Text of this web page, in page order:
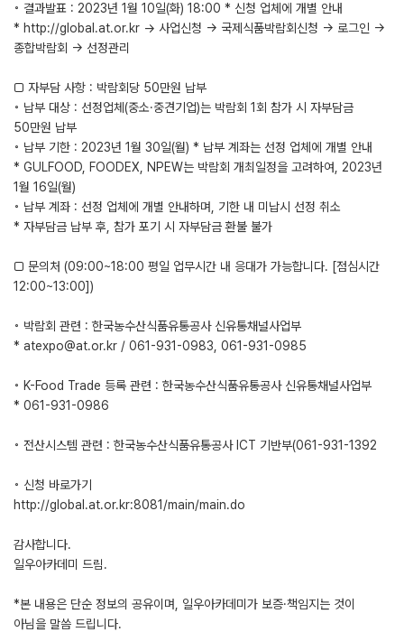
◦ 결과발표 : 2023년 1월 10일(화) 18:00 * 신청 업체에 개별 안내
* http://global.at.or.kr → 사업신청 → 국제식품박람회신청 → 로그인 →
종합박람회 → 선정관리
□ 자부담 사항 : 박람회당 50만원 납부
◦ 납부 대상 : 선정업체(중소·중견기업)는 박람회 1회 참가 시 자부담금
50만원 납부
◦ 납부 기한 : 2023년 1월 30일(월) * 납부 계좌는 선정 업체에 개별 안내
* GULFOOD, FOODEX, NPEW는 박람회 개최일정을 고려하여, 2023년
1월 16일(월)
◦ 납부 계좌 : 선정 업체에 개별 안내하며, 기한 내 미납시 선정 취소
* 자부담금 납부 후, 참가 포기 시 자부담금 환불 불가
□ 문의처 (09:00~18:00 평일 업무시간 내 응대가 가능합니다. [점심시간
12:00~13:00])
◦ 박람회 관련 : 한국농수산식품유통공사 신유통채널사업부
* atexpo@at.or.kr / 061-931-0983, 061-931-0985
◦ K-Food Trade 등록 관련 : 한국농수산식품유통공사 신유통채널사업부
* 061-931-0986
◦ 전산시스템 관련 : 한국농수산식품유통공사 ICT 기반부(061-931-1392
◦ 신청 바로가기
http://global.at.or.kr:8081/main/main.do
감사합니다.
일우아카데미 드림.
*본 내용은 단순 정보의 공유이며, 일우아카데미가 보증·책임지는 것이
아님을 말씀 드립니다.